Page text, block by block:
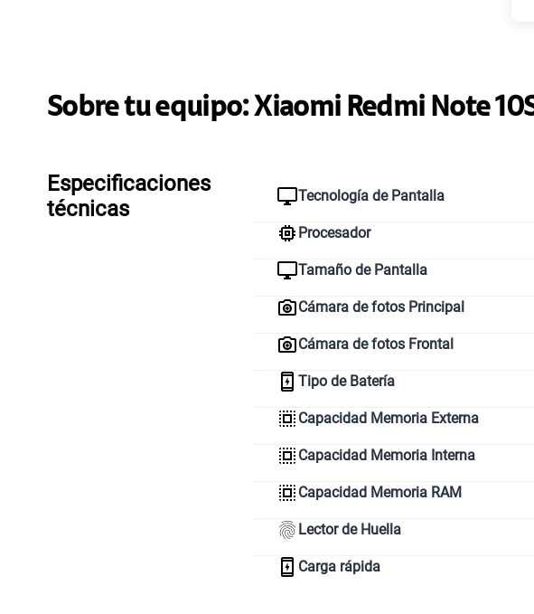
Sobre tu equipo:Xiaomi Redmi Note
Especificaciones
técnicas
Tecnología de Pantalla
Procesador
Tamaño de Pantalla
Cámara de fotos Principal
Cámara de fotos Frontal
Tipo de Batería
Capacidad Memoria Externa
Capacidad Memoria Interna
Capacidad Memoria RAM
Lector de Huella
Carga rápida